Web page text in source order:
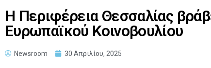
Η Περιφέρεια Θεσσαλίας
Ευρωπαϊκού Κοινοβουλίου
Newsroom 30 Απριλίου, 2025